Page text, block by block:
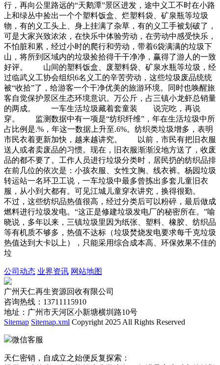
行，再向公里路远的“天鹅潭”景区进发，途中义工不时在小路
上和绿丛中捡出一个个塑料饭盒、烂塑料袋、矿泉瓶等垃圾
物，有的义工头上、身上挂满了杂草，有的义工手被划破了，
可是大家兴致浓浓，在快乐中体验劳动，在劳动中感受快乐，
不怕脏和累，经过小时的爬行和劳动，带着6袋满满的垃圾下
山，将所到区域内的垃圾捡拾得干干净净，赢得了游人的一致
好评。 山间的塑料饭盒、废塑料袋、矿泉水瓶等垃圾，经
过临武义工协会组织6名义工的辛苦劳动，这些垃圾废品统统
被“收拾”了，给游客一个干净优美的旅游环境。同时也唤醒旅
客自觉保护景区生态环境意识。万公斤，占三镇小龙虾总销量
的两成。 一车生活垃圾藏着套童装 说完吃，再说
穿。 监测数据中有一项是“纺织纤维”，年在生活垃圾中所
占比例是.%，年这一数据上升至.6%。纺织类垃圾增多，表明
市民衣着更新加快，越来越讲究。 以前，市民有把旧衣服
送人或者卖废品的习惯。现在，旧衣服渐渐没地方送了，收废
品的都不要了。工作人员进行垃圾分类时，居民扔的纺织品排
在前几位的依次是：小孩衣服、女性文胸、线衣裤。杨园垃圾
转运站一名环卫工说，一车垃圾中最多曾拣出多套儿童旧衣
服，从小到大都有。可见江城儿童穿衣讲究，换得很勤。
不过，这些纺织品热值很高，经过分类后可以粉碎，最后做成
燃料进行垃圾发电。“这正是修建垃圾发电厂的秘密所在。”喻
晓说，多年以来，三镇垃圾里因为纸张、塑料、橡胶、纺织品
等有机质不够多，热值不达标（垃圾焚烧发电要求每千克垃圾
热值达到大卡以上），只能采用综合成本高、环保效果不佳的
垃
公司动态 业界资讯 网站地图
广州天仁再生资源回收有限公司
咨询热线：13711115910
地址：广州市天河区小新塘横圳路10号
Sitemap Sitemap.xml Copyright 2025 All Rights Reserved
微信客服
天仁密销，自成立之始便反复探索：